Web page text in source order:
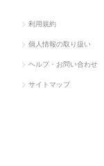
利用規約
個人情報の取り扱い
ヘルプ・お問い合わせ
サイトマップ